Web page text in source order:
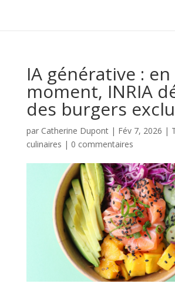
IA générative : en
moment, INRIA
des burgers
par Catherine Dupont| Fév 7, 2026 |
culinaires | 0 commentaires